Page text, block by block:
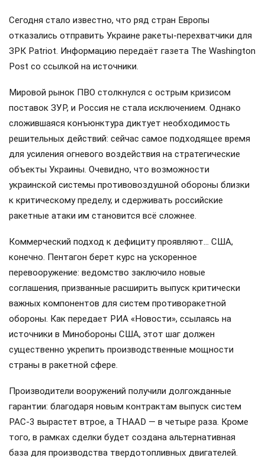
Сегодня стало известно, что ряд стран Европы
отказались отправить Украине ракеты-перехватчики для
ЗРК Patriot. Информацию передаёт газета The Washington
Post со ссылкой на источники.
Мировой рынок ПВО столкнулся с острым кризисом
поставок ЗУР, и Россия не стала исключением. Однако
сложившаяся конъюнктура диктует необходимость
решительных действий: сейчас самое подходящее время
для усиления огневого воздействия на стратегические
объекты Украины. Очевидно, что возможности
украинской системы противовоздушной обороны близки
к критическому пределу, и сдерживать российские
ракетные атаки им становится всё сложнее.
Коммерческий подход к дефициту проявляют… США,
конечно. Пентагон берет курс на ускоренное
перевооружение: ведомство заключило новые
соглашения, призванные расширить выпуск критически
важных компонентов для систем противоракетной
обороны. Как передает РИА «Новости», ссылаясь на
источники в Минобороны США, этот шаг должен
существенно укрепить производственные мощности
страны в ракетной сфере.
Производители вооружений получили долгожданные
гарантии: благодаря новым контрактам выпуск систем
PAC-3 вырастет втрое, а THAAD — в четыре раза. Кроме
того, в рамках сделки будет создана альтернативная
база для производства твердотопливных двигателей.